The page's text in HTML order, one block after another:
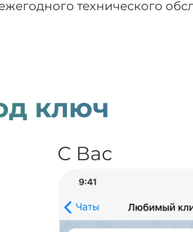
технического
ключ
С Вас